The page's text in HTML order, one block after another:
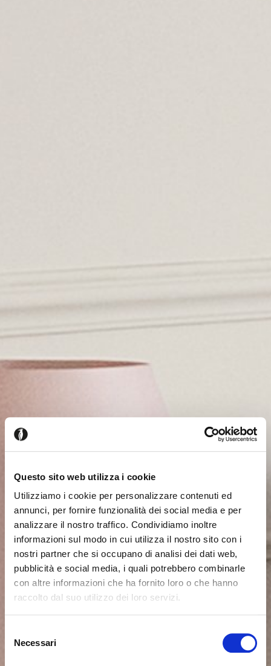
Questo sito web utilizza i cookie
Utilizziamo i cookie per personalizzare contenuti ed
annunci, per fornire funzionalità dei social media e per
analizzare il nostro traffico. Condividiamo inoltre
informazioni sul modo in cui utilizza il nostro sito con i
nostri partner che si occupano di analisi dei dati web,
pubblicità e social media, i quali potrebbero combinarle
con altre informazioni che ha fornito loro o che hanno
raccolto dal suo utilizzo dei loro servizi.
delNecessari
depuis un autre pays
Erreur de Connexion Fermer